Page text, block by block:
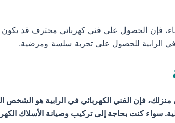
فإن الحصول على فني كهربائي محترف قد يكون
الرابية للحصول على تجربة سلسة ومرضية.
فإن الفني الكهربائي في الرابية هو الشخص
سواء كنت بحاجة إلى تركيب وصيانة الأسلاك